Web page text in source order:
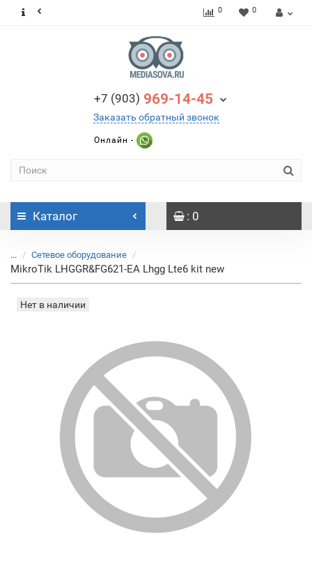
0 0
+7 (903) 969-14-45
Заказать обратный звонок
Онлайн -
Каталог : 0
... Сетевое оборудование
MikroTik LHGGR&FG621-EA Lhgg Lte6 kit new
Нет в наличии